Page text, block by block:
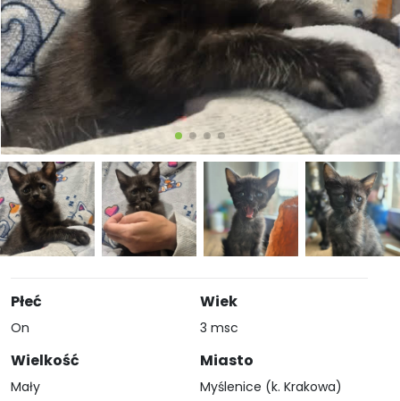
Płeć
On
Wielkość
Mały
Wiek
3 msc
Miasto
Myślenice (k. Krakowa)